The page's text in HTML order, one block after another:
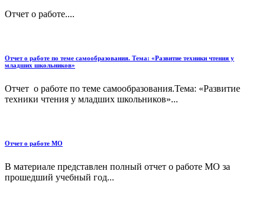
Отчет о работе....
Отчет о работе по теме самообразования. Тема: «Развитие техники чтения у
младших школьников»
Отчет о работе по теме самообразования.Тема: «Развитие
техники чтения у младших школьников»...
Отчет о работе МО
В материале представлен полный отчет о работе МО за
прошедший учебный год...